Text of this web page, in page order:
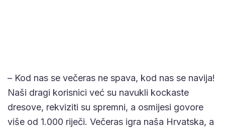
– Kod nas se večeras ne spava, kod nas se navija!
Naši dragi korisnici već su navukli kockaste
dresove, rekviziti su spremni, a osmijesi govore
više od 1.000 riječi. Večeras igra naša Hrvatska, a